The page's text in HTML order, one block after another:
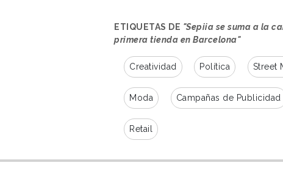
ETIQUETAS DE "Sepiia se suma a la
primera tienda en Barcelona"
Creatividad Política Street
Moda Campañas de Publicidad
Retail